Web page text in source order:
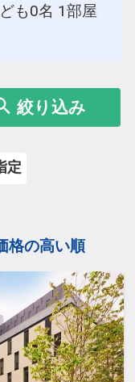
も0名 1部屋
絞り込み
定
格の高い順